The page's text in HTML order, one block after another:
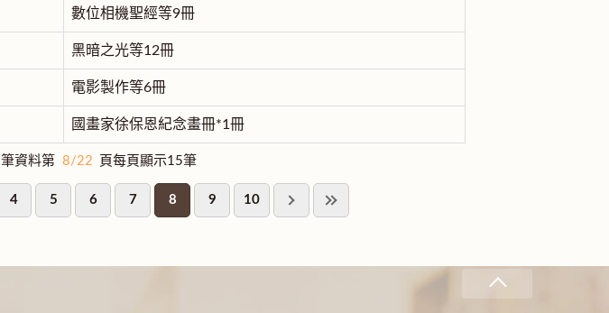
數位相機聖經等9冊
黑暗之光等12冊
電影製作等6冊
國畫家徐保恩紀念畫冊*1冊
筆資料第 8/22 頁每頁顯示15筆
4 5 6 7 8 9 10